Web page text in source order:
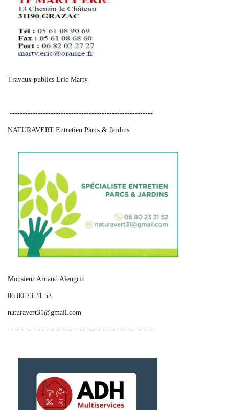
Travaux publics Eric Marty
--------------------------------------------------------
NATURAVERT Entretien Parcs & Jardins
Monsieur Arnaud Alengrin
06 80 23 31 52
naturavert31@gmail.com
--------------------------------------------------------